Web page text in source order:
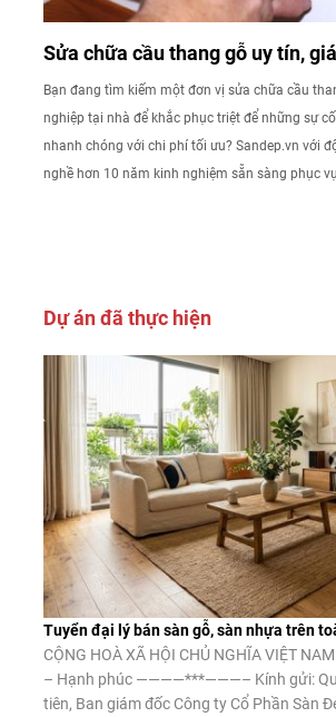
Sửa chữa cầu thang gỗ uy tín,
Bạn đang tìm kiếm một đơn vị sửa chữa cầu
nghiệp tại nhà để khắc phục triệt để những sự
nhanh chóng với chi phí tối ưu? Sandep.vn với
nghề hơn 10 năm kinh nghiệm sẵn sàng phục
Dự án đã thực hiện
Tuyển đại lý bán sàn gỗ, sàn nhựa trên
CỘNG HOÀ XÃ HỘI CHỦ NGHĨA VIỆT
– Hạnh phúc ————***———– Kính gửi:
tiên, Ban giám đốc Công ty Cổ Phần Sàn